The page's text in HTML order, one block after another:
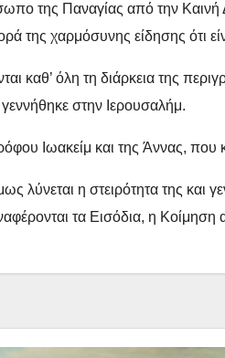
της Παναγίας από την Καινή
της χαρμόσυνης είδησης ότι
καθ’ όλη τη διάρκεια της
στην Ιερουσαλήμ.
Ιωακείμ και της Άννας, που
λύνεται η στειρότητα της και
τα Εισόδια, η